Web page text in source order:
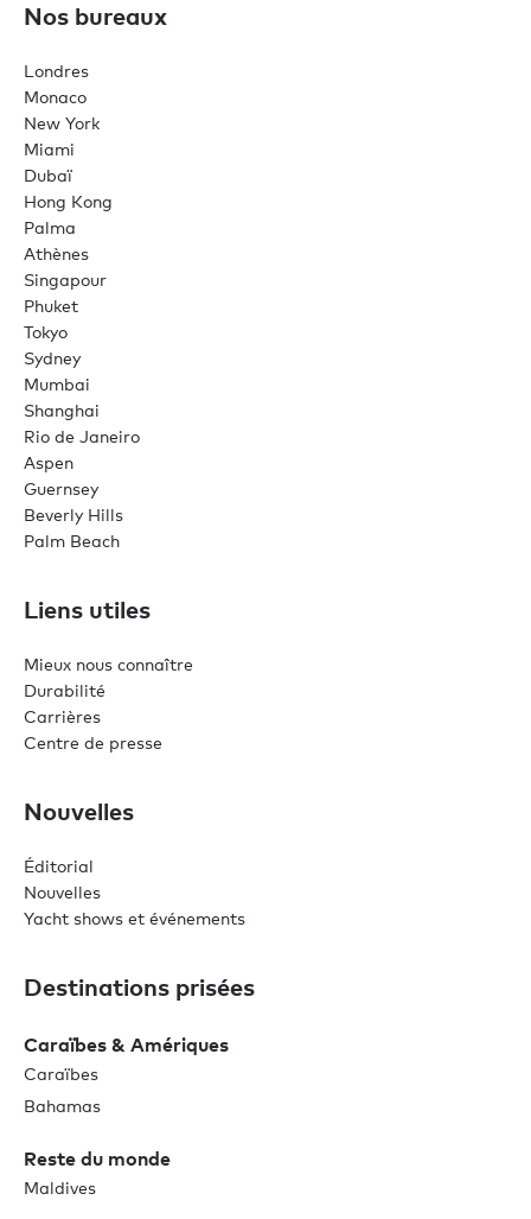
Nos bureaux
Londres
Monaco
New York
Miami
Dubaï
Hong Kong
Palma
Athènes
Singapour
Phuket
Tokyo
Sydney
Mumbai
Shanghai
Rio de Janeiro
Aspen
Guernsey
Beverly Hills
Palm Beach
Liens utiles
Mieux nous connaître
Durabilité
Carrières
Centre de presse
Nouvelles
Éditorial
Nouvelles
Yacht shows et événements
Destinations prisées
Caraïbes & Amériques
Caraïbes
Bahamas
Reste du monde
Maldives